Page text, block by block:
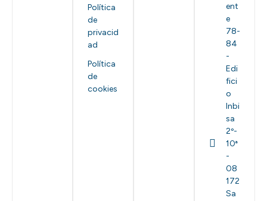
Política
de
privacid
ad
Política
de
cookies
ent
e
78-
84
-
Edi
fici
o
Inbi
sa
2º-
10ª
-
08
172
Sa